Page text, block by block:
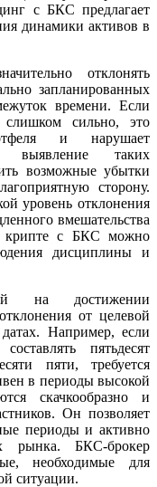
с БКС предлагает
динамики активов в
отклонять
запланированных
времени. Если
слишком сильно, это
и нарушает
выявление таких
возможные убытки
сторону.
уровень отклонения
вмешательства
крипте с БКС можно
дисциплины и
на достижении
от целевой
Например, если
пятьдесят
пяти, требуется
в периоды высокой
скачкообразно и
Он позволяет
периоды и активно
рынка. БКС-брокер
необходимые для
ситуации.